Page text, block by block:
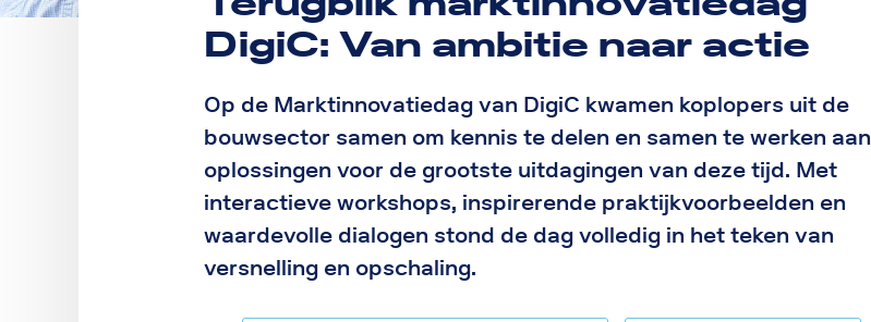
DigiC: Van ambitie naar actie
Op de Marktinnovatiedag van DigiC kwamen koplopers uit de
bouwsector samen om kennis te delen en samen te werken aan
oplossingen voor de grootste uitdagingen van deze tijd. Met
interactieve workshops, inspirerende praktijkvoorbeelden en
waardevolle dialogen stond de dag volledig in het teken van
versnelling en opschaling.